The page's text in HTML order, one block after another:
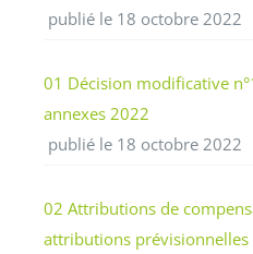
publié le 18 octobre 2022
01 Décision modificative
annexes 2022
publié le 18 octobre 2022
02 Attributions de
attributions prévisionnelles